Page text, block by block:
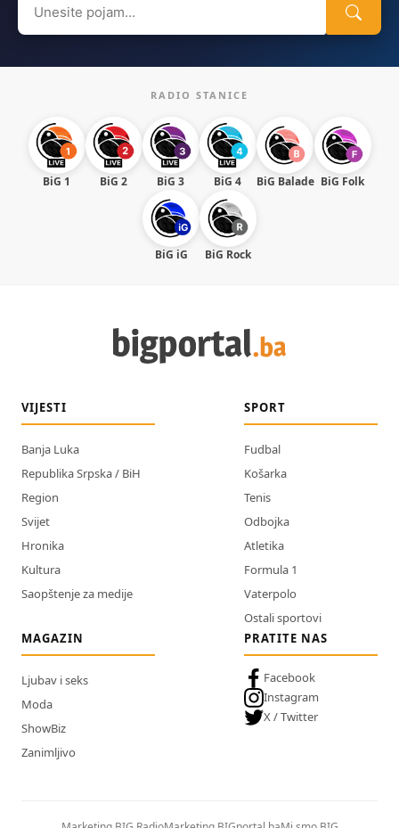
for:
RADIO STANICE
BiG 1 BiG 2 BiG 3 BiG 4 BiG Balade BiG Folk
BiG iG BiG Rock
VIJESTI
Banja Luka
Republika Srpska / BiH
Region
Svijet
Hronika
Kultura
Saopštenje za medije
SPORT
Fudbal
Košarka
Tenis
Odbojka
Atletika
Formula 1
Vaterpolo
Ostali sportovi
MAGAZIN
Ljubav i seks
Moda
ShowBiz
Zanimljivo
PRATITE NAS
Facebook
Instagram
X / Twitter